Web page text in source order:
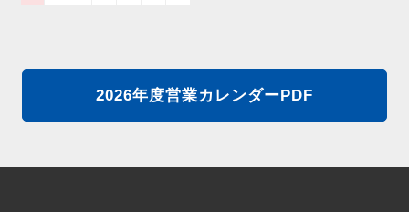
2026年度営業カレンダーPDF